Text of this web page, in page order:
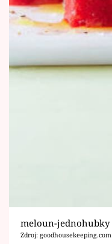
meloun-jednohubky
Zdroj: goodhousekeeping.com